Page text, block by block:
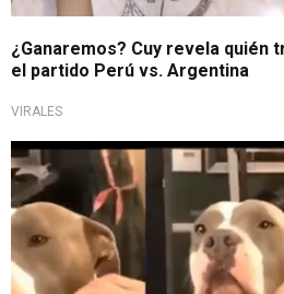
¿Ganaremos? Cuy revela quién
el partido Perú vs. Argentina
VIRALES
Tendencia en TikTok